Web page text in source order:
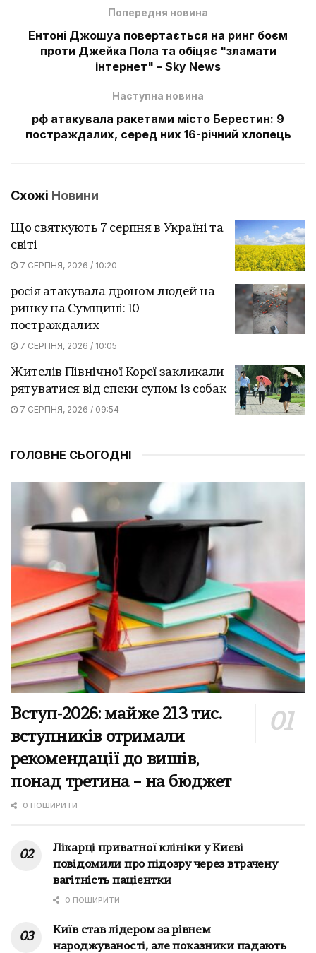
Попередня новина
Ентоні Джошуа повертається на ринг боєм
проти Джейка Пола та обіцяє "зламати
інтернет" – Sky News
Наступна новина
рф атакувала ракетами місто Берестин: 9
постраждалих, серед них 16-річний хлопець
Схожі Новини
Що святкують 7 серпня в Україні та
світі
7 СЕРПНЯ, 2026 / 10:20
росія атакувала дроном людей на
ринку на Сумщині: 10
постраждалих
7 СЕРПНЯ, 2026 / 10:05
Жителів Північної Кореї закликали
рятуватися від спеки супом із собак
7 СЕРПНЯ, 2026 / 09:54
ГОЛОВНЕ СЬОГОДНІ
Вступ-2026: майже 213 тис.
вступників отримали
рекомендації до вишів,
понад третина – на бюджет
0 ПОШИРИТИ
Лікарці приватної клініки у Києві
повідомили про підозру через втрачену
вагітність пацієнтки
0 ПОШИРИТИ
Київ став лідером за рівнем
народжуваності, але показники падають